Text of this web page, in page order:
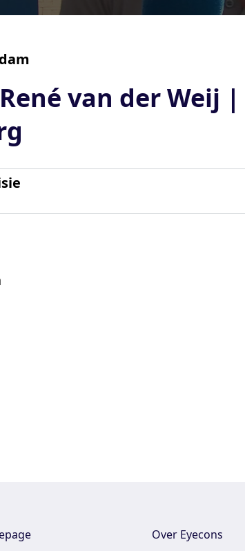
van der Weij |
Over Eyecons